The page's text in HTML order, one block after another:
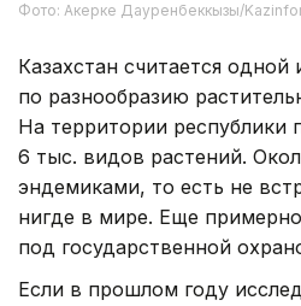
Фото: Акерке Дауренбеккызы/
Казахстан считается одной
по разнообразию
На территории республики
6 тыс. видов растений.
эндемиками, то есть не
нигде в мире. Еще
под государственной
Если в прошлом году